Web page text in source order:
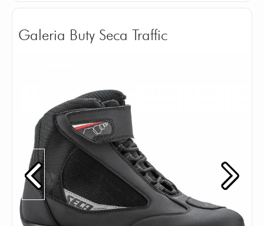
Galeria Buty Seca Traffic